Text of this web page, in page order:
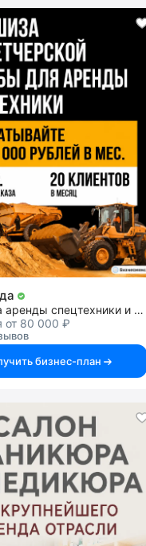
франшиза аренды спецтехники и строительных услуг
от 80 000 ₽
бизнес-план